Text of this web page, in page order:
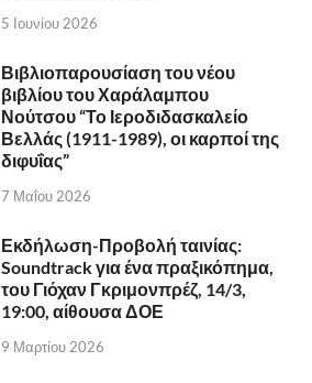
5 Ιουνίου 2026
Βιβλιοπαρουσίαση του νέου
βιβλίου του Χαράλαμπου
Νούτσου “Το Ιεροδιδασκαλείο
Βελλάς (1911-1989), οι καρποί της
διφυΐας”
7 Μαΐου 2026
Εκδήλωση-Προβολή ταινίας:
Soundtrack για ένα πραξικόπημα,
του Γιόχαν Γκριμονπρέζ, 14/3,
19:00, αίθουσα ΔΟΕ
9 Μαρτίου 2026